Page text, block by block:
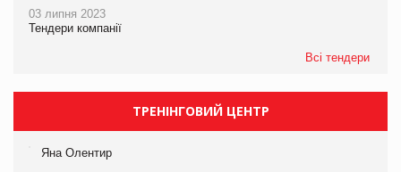
03 липня 2023
Тендери компанії
Всі тендери
ТРЕНІНГОВИЙ ЦЕНТР
Яна Олентир